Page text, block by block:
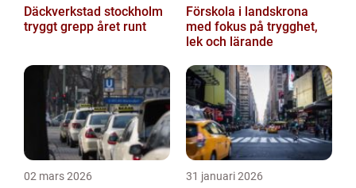
Däckverkstad stockholm
tryggt grepp året runt
Förskola i landskrona
med fokus på trygghet,
lek och lärande
02 mars 2026 31 januari 2026